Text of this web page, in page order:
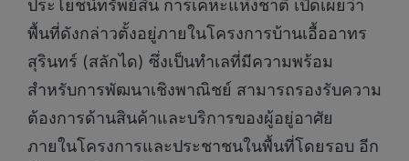
ประโยชน์ทรัพย์สิน การเคหะแห่งชาติ เปิดเผยว่า
พื้นที่ดังกล่าวตั้งอยู่ภายในโครงการบ้านเอื้ออาทร
สุรินทร์ (สลักได) ซึ่งเป็นทำเลที่มีความพร้อม
สำหรับการพัฒนาเชิงพาณิชย์ สามารถรองรับความ
ต้องการด้านสินค้าและบริการของผู้อยู่อาศัย
ภายในโครงการและประชาชนในพื้นที่โดยรอบ อีก